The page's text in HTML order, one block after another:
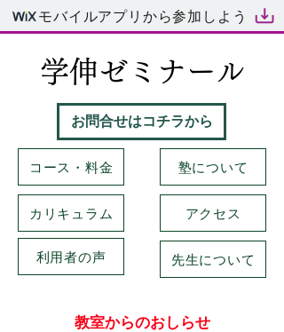
モバイルアプリから参加しよう
学伸ゼミナール
お問合せはコチラから
コース・料金
カリキュラム
利用者の声
塾について
アクセス
先生について
​教室からのおしらせ